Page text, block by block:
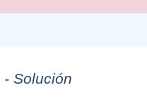
- Solución